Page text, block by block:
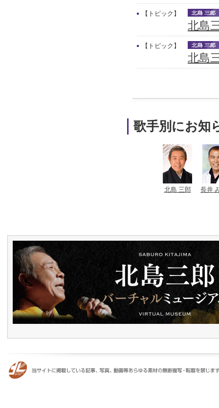
【トピック】
北島
【トピック】
北島
歌手別にお知
北島 三郎 長井